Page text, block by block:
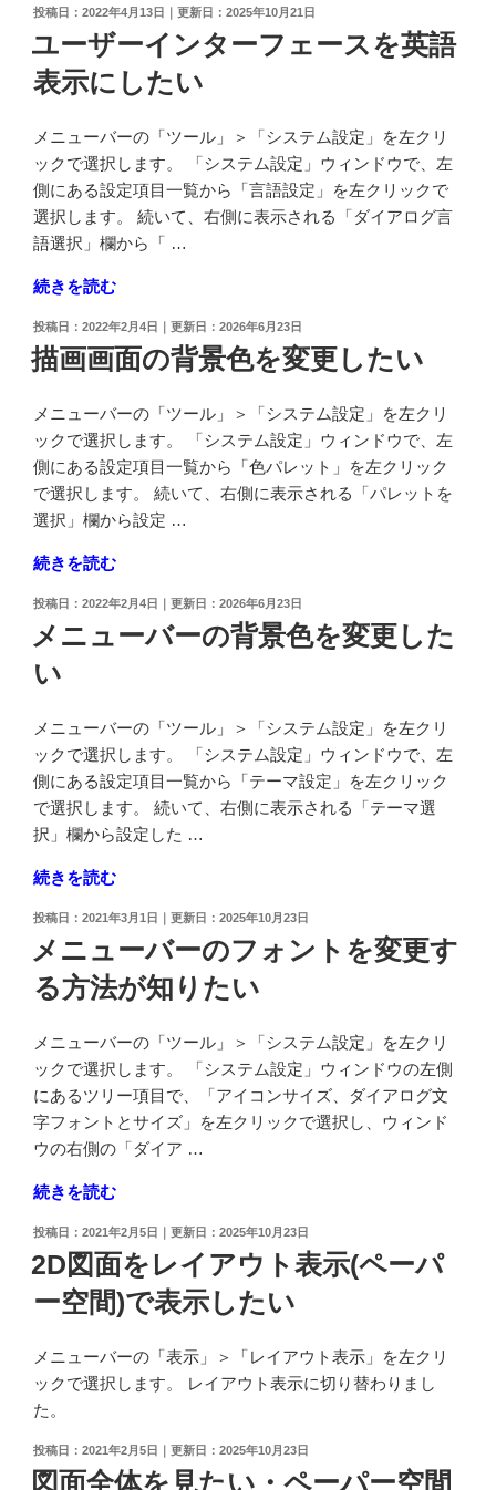
し
た
ソ
ッ
ド
を
透
過
示
し
た
い"
投
日:
2022年4月13日 2025年10月21日
ユーザーインターフェースを英語
表示にしたい
メニューバーの「ツール」＞「システム設定」を左クリ
ックで選択します。 「システム設定」ウィンドウで、左
側にある設定項目一覧から「言語設定」を左クリックで
選択します。 続いて、右側に表示される「ダイアログ言
語選択」欄から「 …
"ユ
ザ
ー
ン
タ
ー
フ
ェ
ー
ス
を
英
表
に
し
た
い"
の
続きを読む
投
稿
日:
2022年2月4日 2026年6月23日
描画画面の背景色を変更したい
メニューバーの「ツール」＞「システム設定」を左クリ
ックで選択します。 「システム設定」ウィンドウで、左
側にある設定項目一覧から「色パレット」を左クリック
で選択します。 続いて、右側に表示される「パレットを
選択」欄から設定 …
"描
画
面
の
景
色
を
変
更
た
い"
続きを読む
投
日:
2022年2月4日 2026年6月23日
メニューバーの背景色を変更した
い
メニューバーの「ツール」＞「システム設定」を左クリ
ックで選択します。 「システム設定」ウィンドウで、左
側にある設定項目一覧から「テーマ設定」を左クリック
で選択します。 続いて、右側に表示される「テーマ選
択」欄から設定した …
"メ
ュ
ー
バ
の
背
景
色
を
更
し
い"
の
続きを読む
投
日:
2021年3月1日 2025年10月23日
メニューバーのフォントを変更す
る方法が知りたい
メニューバーの「ツール」＞「システム設定」を左クリ
ックで選択します。 「システム設定」ウィンドウの左側
にあるツリー項目で、「アイコンサイズ、ダイアログ文
字フォントとサイズ」を左クリックで選択し、ウィンド
ウの右側の「ダイア …
"メ
ュ
ー
バ
の
フ
ォ
ト
を
続きを読む
投
日:
2021年2月5日 2025年10月23日
2D図面をレイアウト表示(ペーパ
ー空間)で表示したい
メニューバーの「表示」＞「レイアウト表示」を左クリ
ックで選択します。 レイアウト表示に切り替わりまし
た。
投
稿
2021年2月5日 2025年10月23日
図面全体を見たい・ペーパー空間